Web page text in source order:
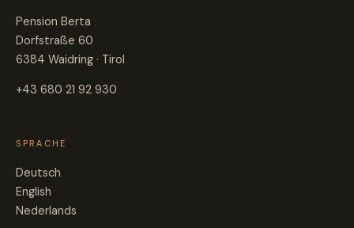
Pension Berta
Dorfstraße 60
6384 Waidring · Tirol
+43 680 21 92 930
SPRACHE
Deutsch
English
Nederlands